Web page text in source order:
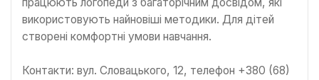
використовують найновіші методики. Для дітей
створені комфортні умови навчання.
Контакти: вул. Словацького, 12, телефон +380 (68)